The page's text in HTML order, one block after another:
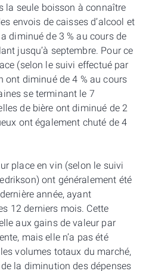
la seule boisson à connaître
envois de caisses d’alcool et
diminué de 3 % au cours de
jusqu’à septembre. Pour ce
(selon le suivi effectué par
ont diminué de 4 % au cours
se terminant le 7
de bière ont diminué de 2
ont également chuté de 4
place en vin (selon le suivi
ont généralement été
année, ayant
12 derniers mois. Cette
aux gains de valeur par
mais elle n’a pas été
volumes totaux du marché,
la diminution des dépenses